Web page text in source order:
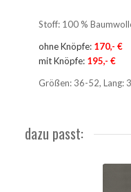
Stoff: 100 %
ohne Knöpfe: 170,- €
mit Knöpfe:195,- €
Größen: 36-52, Lang:
dazu passt: